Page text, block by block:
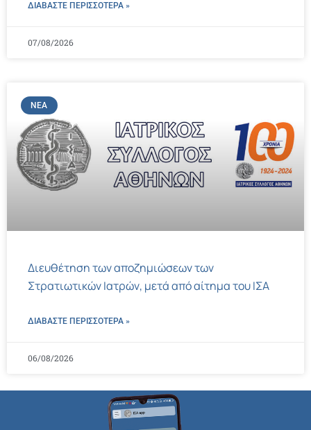
ΔΙΑΒΑΣΤΕ ΠΕΡΙΣΣΌΤΕΡΑ »
07/08/2026
ΝΈΑ
Διευθέτηση των αποζημιώσεων των
Στρατιωτικών Ιατρών, μετά από αίτημα του ΙΣΑ
ΔΙΑΒΑΣΤΕ ΠΕΡΙΣΣΌΤΕΡΑ »
06/08/2026